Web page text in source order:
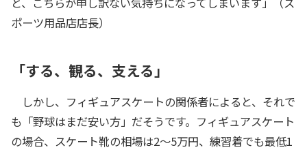
ポーツ用品店店長）
「する、観る、支える」
しかし、フィギュアスケートの関係者によると、それで
も「野球はまだ安い方」だそうです。フィギュアスケート
の場合、スケート靴の相場は2～5万円、練習着でも最低1